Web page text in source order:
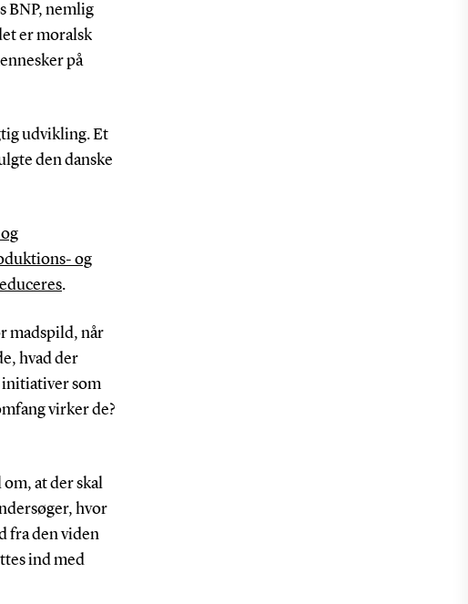
BNP, nemlig
er moralsk
på
udvikling. Et
den danske
og
.
madspild, når
hvad der
som
virker de?
at der skal
hvor
fra den viden
ind med